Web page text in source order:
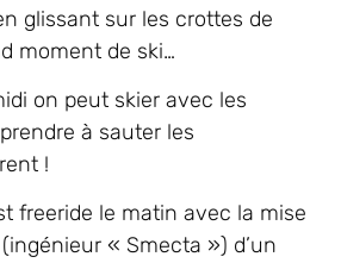
glissant sur les crottes de
moment de ski…
on peut skier avec les
à sauter les
!
freeride le matin avec la mise
« Smecta ») d’un